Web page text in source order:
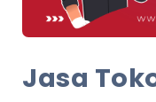
Jasa